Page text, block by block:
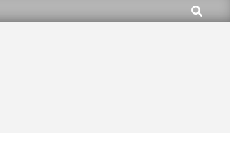
Buscar